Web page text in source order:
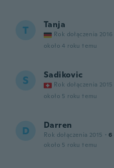
T Tanja
Rok dołączenia 2016
około 4 roku temu
S Sadikovic
Rok dołączenia 2015
około 5 roku temu
D Darren
Rok dołączenia 2015 · 6
około 5 roku temu